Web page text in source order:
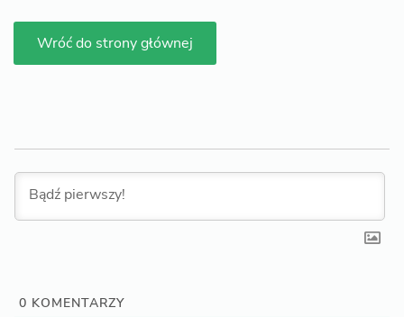
Wróć do strony głównej
0 KOMENTARZY